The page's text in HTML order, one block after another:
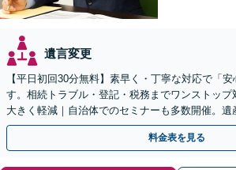
遺言変更
【平日初回30分無料】素早く・丁寧な対応で「
す。相続トラブル・登記・税務までワンストップ
大きく軽減｜自治体でのセミナーも多数開催。遺
ずはお気軽にご相談ください【通知税理士】
料金表を見る